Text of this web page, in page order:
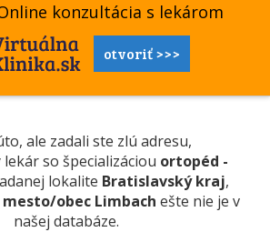
konzultácia s lekárom
otvoriť >>>
ale zadali ste zlú adresu,
so špecializáciou ortopéd -
lokalite Bratislavský kraj,
mesto/obec Limbach ešte nie je v
našej databáze.